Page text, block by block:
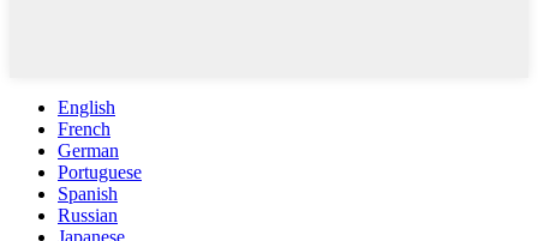
English
French
German
Portuguese
Spanish
Russian
Japanese